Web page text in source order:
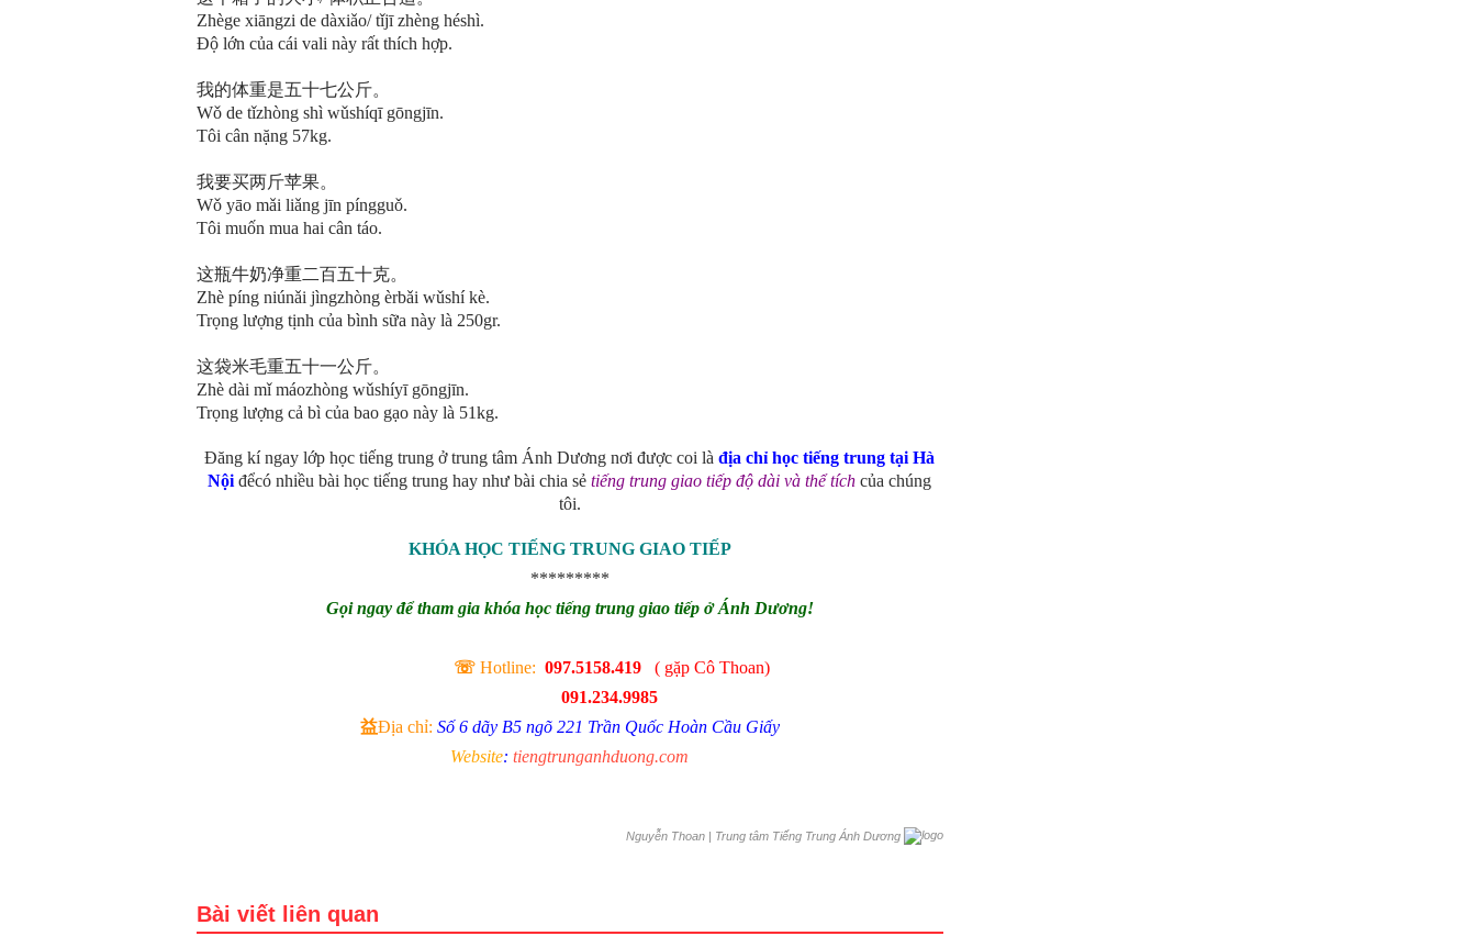
Zhège xiāngzi de dàxiǎo/ tǐjī zhèng héshì.
Độ lớn của cái vali này rất thích hợp.
我的体重是五十七公斤。
Wǒ de tǐzhòng shì wǔshíqī gōngjīn.
Tôi cân nặng 57kg.
我要买两斤苹果。
Wǒ yāo mǎi liǎng jīn píngguǒ.
Tôi muốn mua hai cân táo.
这瓶牛奶净重二百五十克。
Zhè píng niúnǎi jìngzhòng èrbǎi wǔshí kè.
Trọng lượng tịnh của bình sữa này là 250gr.
这袋米毛重五十一公斤。
Zhè dài mǐ máozhòng wǔshíyī gōngjīn.
Trọng lượng cả bì của bao gạo này là 51kg.
Đăng kí ngay lớp học tiếng trung ở trung tâm Ánh Dương nơi được coi làđịa chỉ học tiếng trung tại Hà
Nộiđểcó nhiều bài học tiếng trung hay như bài chia sẻtiếng trung giao tiếp độ dài và thể tích của chúng
tôi.
KHÓA HỌC TIẾNG TRUNG GIAO TIẾP
*********
Gọi ngay để tham gia khóa học tiếng trung giao tiếp ở Ánh Dương!
☏Hotline: 097.5158.419( gặp Cô Thoan)
091.234.9985
益Địa chỉ: Số 6 dãy B5 ngõ 221 Trần Quốc Hoàn Cầu Giấy
Website:tiengtrunganhduong.com
Nguyễn Thoan | Trung tâm Tiếng Trung Ánh Dương
Bài viết liên quan